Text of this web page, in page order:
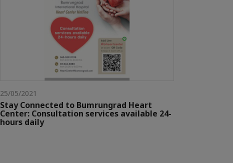
25/05/2021
Stay Connected to Bumrungrad Heart
Center: Consultation services available 24-
hours daily